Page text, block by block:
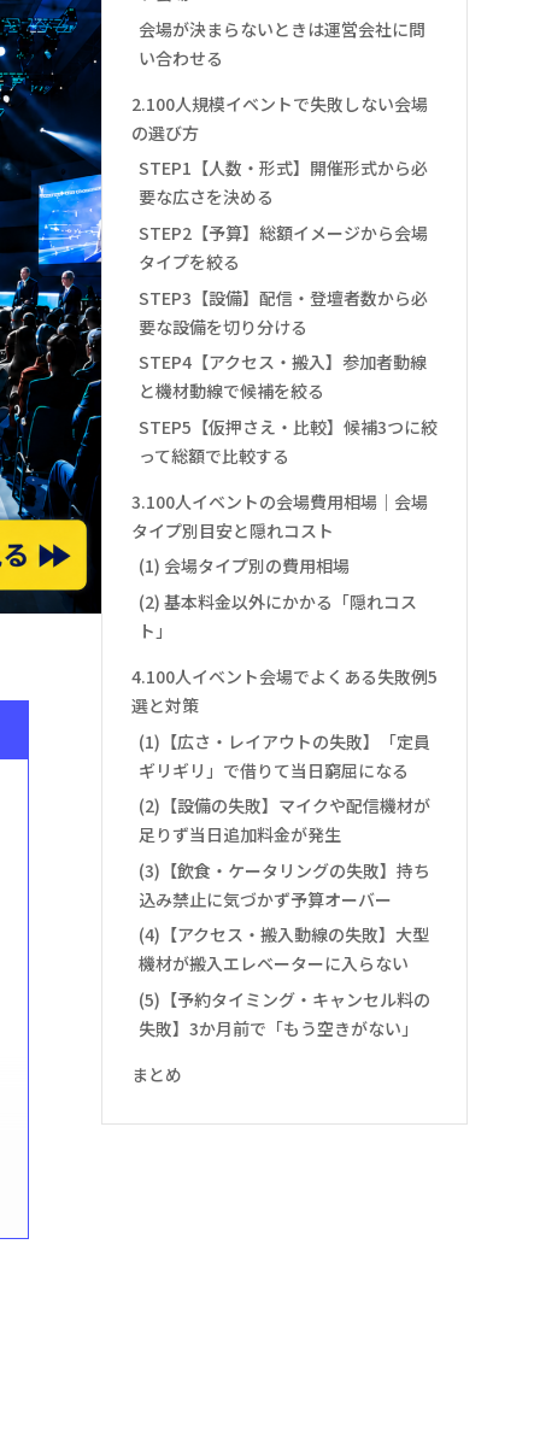
会場が決まらないときは運営会社に問
い合わせる
2.100人規模イベントで失敗しない会場
の選び方
STEP1【人数・形式】開催形式から必
要な広さを決める
STEP2【予算】総額イメージから会場
タイプを絞る
STEP3【設備】配信・登壇者数から必
要な設備を切り分ける
STEP4【アクセス・搬入】参加者動線
と機材動線で候補を絞る
STEP5【仮押さえ・比較】候補3つに絞
って総額で比較する
3.100人イベントの会場費用相場｜会場
タイプ別目安と隠れコスト
(1) 会場タイプ別の費用相場
(2) 基本料金以外にかかる「隠れコス
ト」
4.100人イベント会場でよくある失敗例5
選と対策
(1)【広さ・レイアウトの失敗】「定員
ギリギリ」で借りて当日窮屈になる
(2)【設備の失敗】マイクや配信機材が
足りず当日追加料金が発生
(3)【飲食・ケータリングの失敗】持ち
込み禁止に気づかず予算オーバー
(4)【アクセス・搬入動線の失敗】大型
機材が搬入エレベーターに入らない
(5)【予約タイミング・キャンセル料の
失敗】3か月前で「もう空きがない」
まとめ